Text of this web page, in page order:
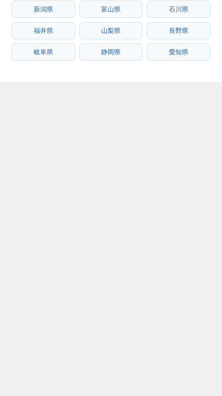
新潟県 富山県 石川県
福井県 山梨県 長野県
岐阜県 静岡県 愛知県